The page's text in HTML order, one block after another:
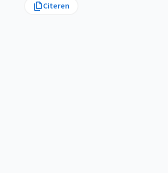
Citeren